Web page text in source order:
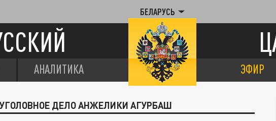
БЕЛАРУСЬ
АНАЛИТИКА ЭФИР
ДЕЛО АНЖЕЛИКИ АГУРБАШ